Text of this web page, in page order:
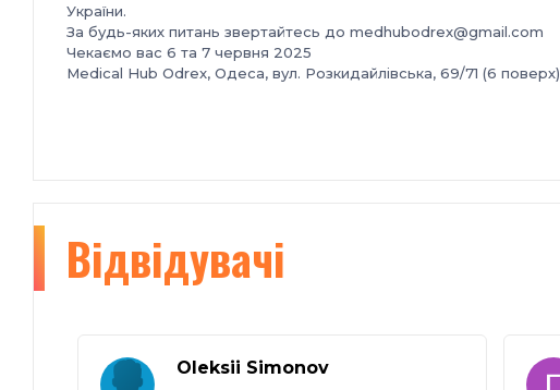
України.
За будь-яких питань звертайтесь до medhubodrex@gmail.com
Чекаємо вас 6 та 7 червня 2025
Medical Hub Odrex, Одеса, вул. Розкидайлівська, 69/71 (6 поверх)
Відвідувачі
Oleksii Simonov